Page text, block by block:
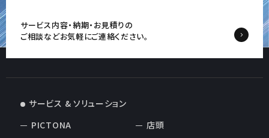
サービス内容・納期・お見積りの
ご相談などお気軽にご連絡ください。
サービス & ソリューション
PICTONA
店頭